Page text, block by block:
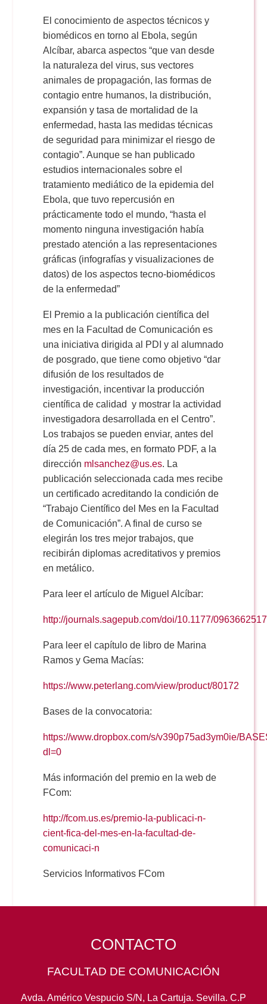
El conocimiento de aspectos técnicos y
biomédicos en torno al Ebola, según
Alcíbar, abarca aspectos “que van desde
la naturaleza del virus, sus vectores
animales de propagación, las formas de
contagio entre humanos, la distribución,
expansión y tasa de mortalidad de la
enfermedad, hasta las medidas técnicas
de seguridad para minimizar el riesgo de
contagio”. Aunque se han publicado
estudios internacionales sobre el
tratamiento mediático de la epidemia del
Ebola, que tuvo repercusión en
prácticamente todo el mundo, “hasta el
momento ninguna investigación había
prestado atención a las representaciones
gráficas (infografías y visualizaciones de
datos) de los aspectos tecno-biomédicos
de la enfermedad”
El Premio a la publicación científica del
mes en la Facultad de Comunicación es
una iniciativa dirigida al PDI y al alumnado
de posgrado, que tiene como objetivo “dar
difusión de los resultados de
investigación, incentivar la producción
científica de calidad y mostrar la actividad
investigadora desarrollada en el Centro”.
Los trabajos se pueden enviar, antes del
día 25 de cada mes, en formato PDF, a la
dirección mlsanchez@us.es. La
publicación seleccionada cada mes recibe
un certificado acreditando la condición de
“Trabajo Científico del Mes en la Facultad
de Comunicación”. A final de curso se
elegirán los tres mejor trabajos, que
recibirán diplomas acreditativos y premios
en metálico.
Para leer el artículo de Miguel Alcíbar:
http://journals.sagepub.com/doi/10.1177/
Para leer el capítulo de libro de Marina
Ramos y Gema Macías:
https://www.peterlang.com/view/product/80172
Bases de la convocatoria:
https://www.dropbox.com/s/v390p75ad3ym0ie/
dl=0
Más información del premio en la web de
FCom:
http://fcom.us.es/premio-la-publicaci-n-
cient-fica-del-mes-en-la-facultad-de-
comunicaci-n
Servicios Informativos FCom
CONTACTO
FACULTAD DE COMUNICACIÓN
Avda. Américo Vespucio S/N, La Cartuja. Sevilla. C.P